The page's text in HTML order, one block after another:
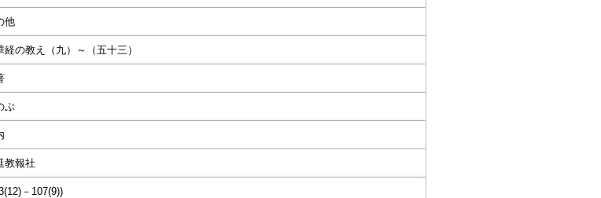
他
経の教え（九）～（五十三）
ぶ
教報社
－107(9))